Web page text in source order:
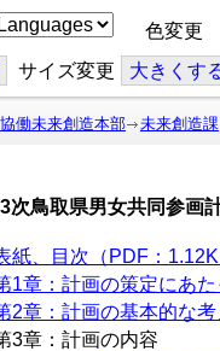
色変更
サイズ変更 大きくす
働未来創造本部 未来創造課
次鳥取県男女共同参画
紙、目次（PDF：
1章：計画の策定にあ
2章：計画の基本的な
3章：計画の内容